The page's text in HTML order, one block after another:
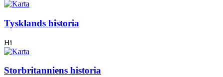
Tysklands historia
Hi
Storbritanniens historia